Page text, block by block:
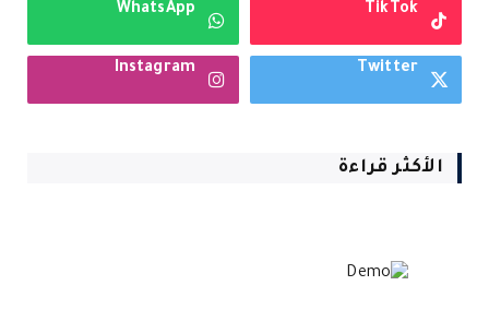
TikTok
WhatsApp
Twitter
Instagram
الأكثر قراءة